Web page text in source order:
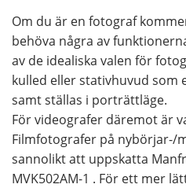
Om du är en fotograf
behöva några av
av de idealiska valen för
kulled eller stativhuvud som
samt ställas i porträttläge.
För videografer däremot är
Filmfotografer på nybörjar-/
sannolikt att uppskatta
MVK502AM-1 . För ett mer